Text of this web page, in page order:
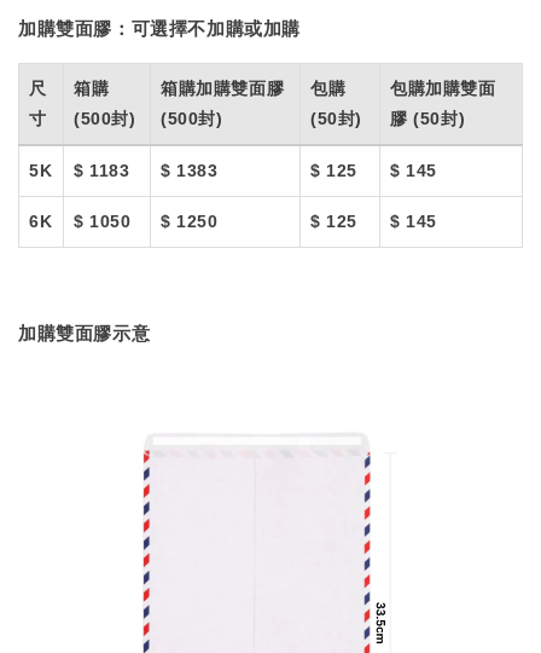
加購雙面膠： 可選擇不加購或加購
尺
寸
箱購
(500封)
箱購加購雙面膠
(500封)
包購
(50封)
包購加購雙面
膠 (50封)
5K $ 1183 $ 1383 $ 125 $ 145
6K $ 1050 $ 1250 $ 125 $ 145
加購雙面膠示意